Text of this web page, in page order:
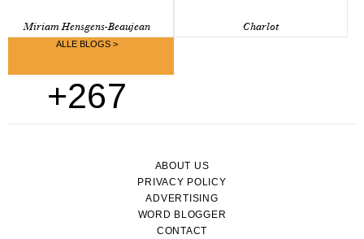
Miriam Hensgens-Beaujean Charlot
+267
ALLE BLOGS >
ABOUT US
PRIVACY POLICY
ADVERTISING
WORD BLOGGER
CONTACT